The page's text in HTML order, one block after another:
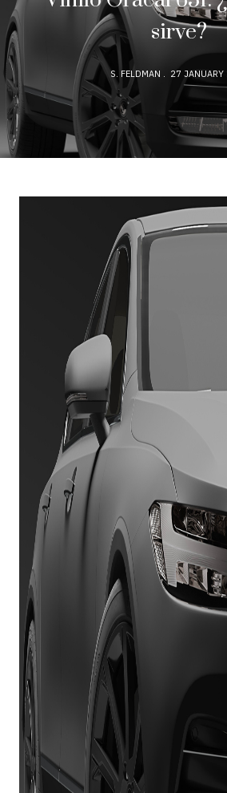
sirve?
S. FELDMAN 27